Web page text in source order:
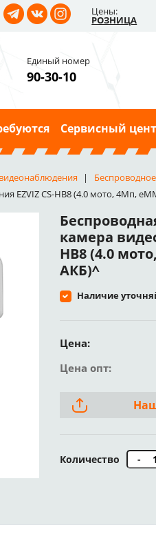
Цены:
РОЗНИЦА
Единый номер
90-30-10
Сервисный
EZVIZ CS-HB8 (4.0 мото, 4Мп,
камера
HB8 (4.0
АКБ)^
Наличие
Цена:
Цена опт:
Количество -